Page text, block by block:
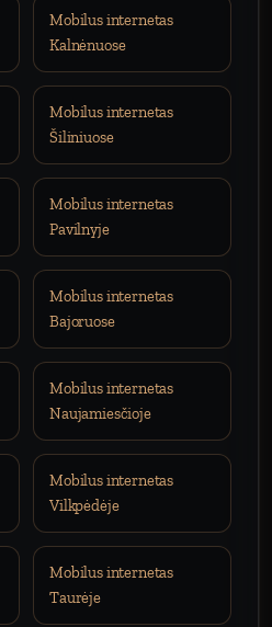
Mobilus internetas
Kalnėnuose
Mobilus internetas
Šiliniuose
Mobilus internetas
Pavilnyje
Mobilus internetas
Bajoruose
Mobilus internetas
Naujamiesčioje
Mobilus internetas
Vilkpėdėje
Mobilus internetas
Taurėje